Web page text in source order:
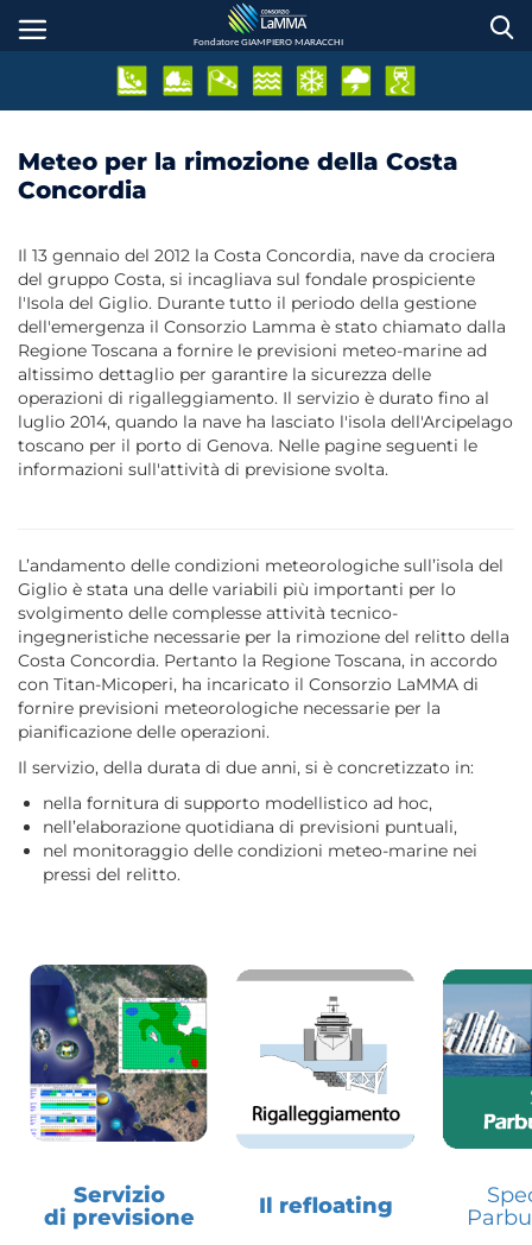
Fondatore GIAMPIERO MARACCHI
Meteo per la rimozione della Costa
Concordia
Il 13 gennaio del 2012 la Costa Concordia, nave da crociera
del gruppo Costa, si incagliava sul fondale prospiciente
l'Isola del Giglio. Durante tutto il periodo della gestione
dell'emergenza il Consorzio Lamma è stato chiamato dalla
Regione Toscana a fornire le previsioni meteo-marine ad
altissimo dettaglio per garantire la sicurezza delle
operazioni di rigalleggiamento. Il servizio è durato fino al
luglio 2014, quando la nave ha lasciato l'isola dell'Arcipelago
toscano per il porto di Genova. Nelle pagine seguenti le
informazioni sull'attività di previsione svolta.
L’andamento delle condizioni meteorologiche sull’isola del
Giglio è stata una delle variabili più importanti per lo
svolgimento delle complesse attività tecnico-
ingegneristiche necessarie per la rimozione del relitto della
Costa Concordia. Pertanto la Regione Toscana, in accordo
con Titan-Micoperi, ha incaricato il Consorzio LaMMA di
fornire previsioni meteorologiche necessarie per la
pianificazione delle operazioni.
Il servizio, della durata di due anni, si è concretizzato in:
nella fornitura di supporto modellistico ad hoc,
nell’elaborazione quotidiana di previsioni puntuali,
nel monitoraggio delle condizioni meteo-marine nei
pressi del relitto.
Servizio
di previsione
Il refloating